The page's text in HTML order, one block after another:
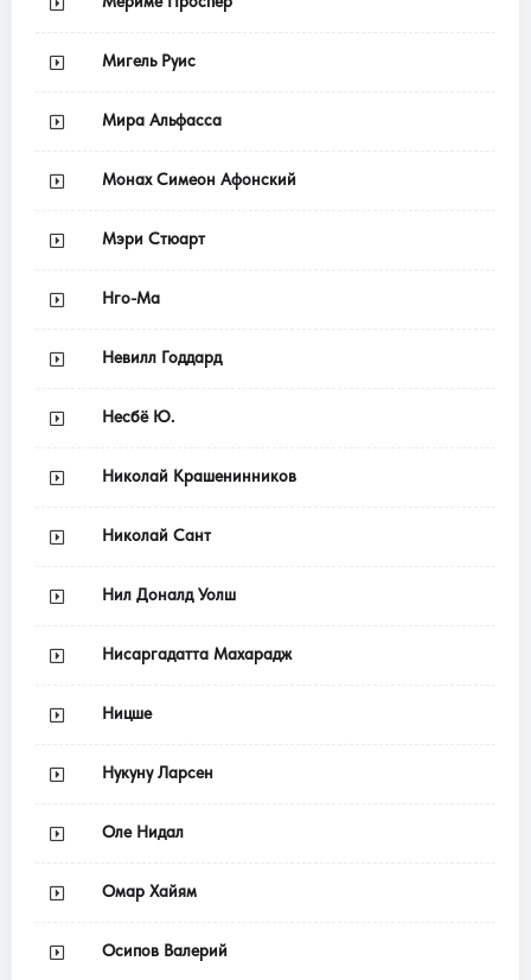
Мигель Руис
Мира Альфасса
Монах Симеон Афонский
Мэри Стюарт
Нго-Ма
Невилл Годдард
Несбё Ю.
Николай Крашенинников
Николай Сант
Нил Доналд Уолш
Нисаргадатта Махарадж
Ницше
Нукуну Ларсен
Оле Нидал
Омар Хайям
Осипов Валерий